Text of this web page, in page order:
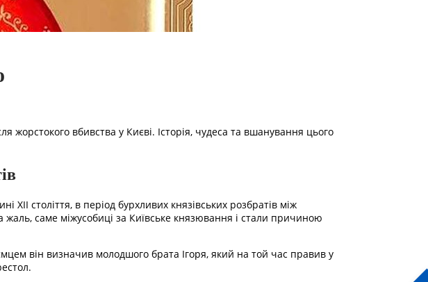
жорстокого вбивства у Києві. Історія, чудеса та вшанування цього
ХІІ століття, в період бурхливих князівських розбратів між
саме міжусобиці за Київське князювання і стали причиною
він визначив молодшого брата Ігоря, який на той час правив у